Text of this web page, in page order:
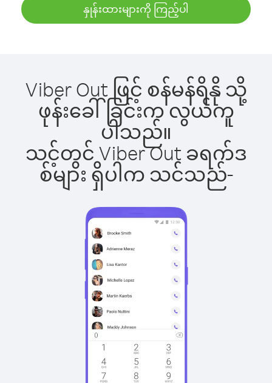
နှုန်းထားများကို ကြည့်ပါ
Viber Out ဖြင့် စန်မန်ရိနို သို့
ဖုန်းခေါ်ခြင်းက လွယ်ကူ
ပါသည်။
သင့်တွင် Viber Out ခရက်ဒ
စ်များ ရှိပါက သင်သည်-